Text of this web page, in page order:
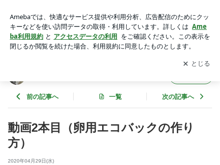
アプリをダウンロードして ブログの更新通知
を受け取りまし
ょう。
開く
前の記事へ 一覧 次の記事へ
動画2本目（卵用エコバックの作り
方）
2020年04月29日(水)